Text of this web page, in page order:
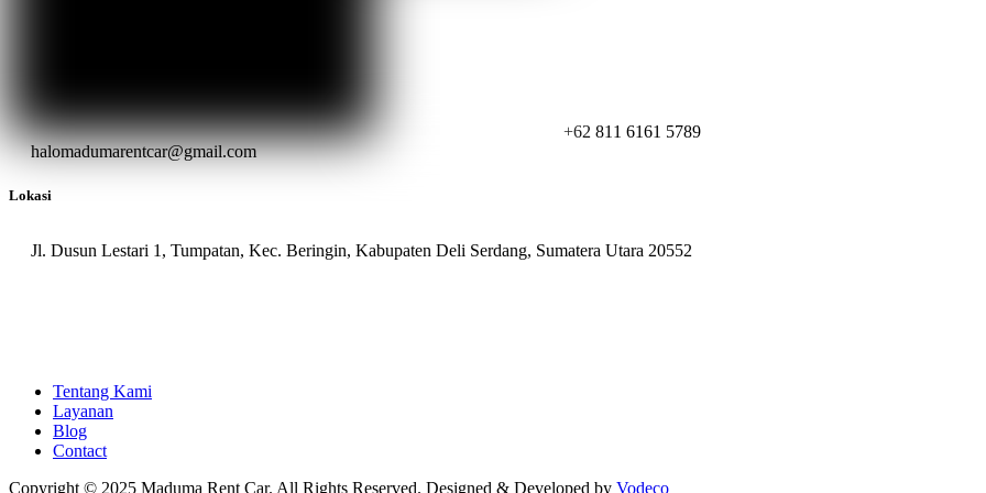
+62 811 6161 5789
halomadumarentcar@gmail.com
Lokasi
Jl. Dusun Lestari 1, Tumpatan, Kec. Beringin, Kabupaten Deli Serdang, Sumatera Utara 20552
Tentang Kami
Layanan
Blog
Contact
Copyright © 2025 Maduma Rent Car. All Rights Reserved. Designed & Developed by Vodeco